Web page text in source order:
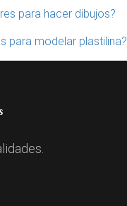
para hacer dibujos?
para modelar plastilina?